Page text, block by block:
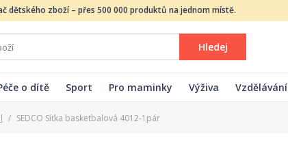
dětského zboží – přes 500 000 produktů na jednom místě.
Hledej
o dítě Sport Pro maminky Výživa Vzdělávání
/ SEDCO Síťka basketbalová 4012-1pár